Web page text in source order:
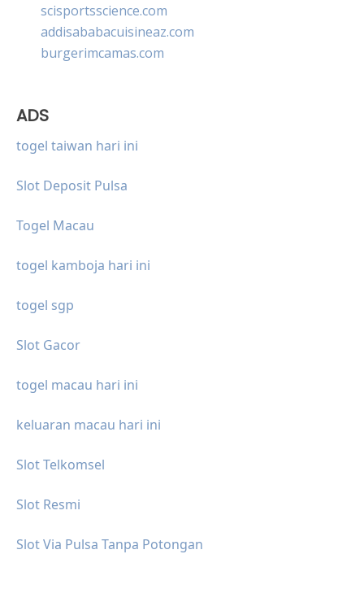
scisportsscience.com
addisababacuisineaz.com
burgerimcamas.com
ADS
togel taiwan hari ini
Slot Deposit Pulsa
Togel Macau
togel kamboja hari ini
togel sgp
Slot Gacor
togel macau hari ini
keluaran macau hari ini
Slot Telkomsel
Slot Resmi
Slot Via Pulsa Tanpa Potongan